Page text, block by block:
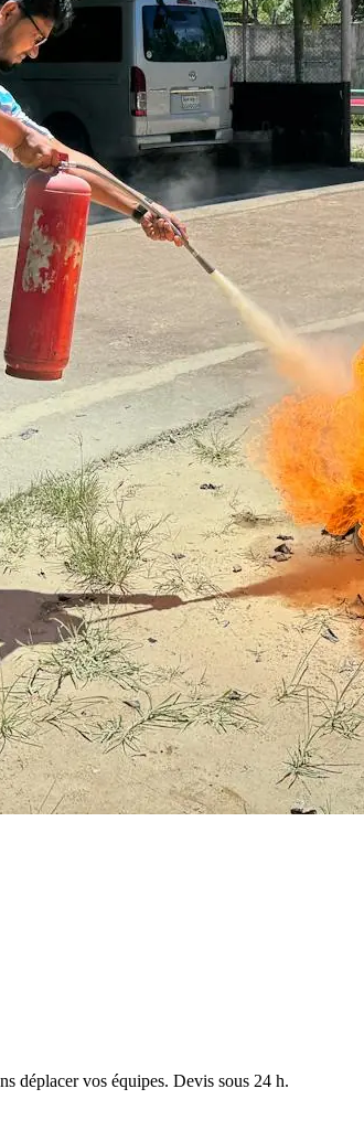
déplacer vos équipes. Devis sous 24 h.